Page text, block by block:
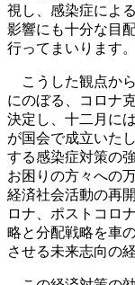
視し、感染症によ
影響にも十分な目
行ってまいります。
こうした観点か
にのぼる、コロナ
決定し、十二月に
が国会で成立いた
する感染症対策の
お困りの方々への
経済社会活動の再
ロナ、ポストコロ
略と分配戦略を車
させる未来志向の